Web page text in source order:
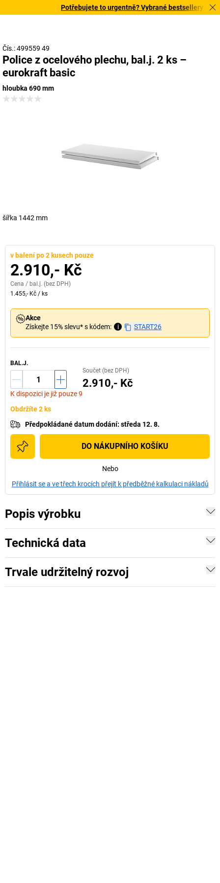
Potřebujete to urgentně? Vybrané bestsellery
Čís.: 499559 49
Police z ocelového plechu, bal.j. 2 ks –
eurokraft basic
hloubka 690 mm
šířka 1442 mm
v balení po 2 kusech pouze
2.910,- Kč
Cena / bal.j. (bez DPH)
1.455,- Kč / ks
Akce
Získejte 15% slevu* s kódem:
i START26
BAL.J.
K dispozici je již pouze 9
Součet (bez DPH)
2.910,- Kč
Obdržíte 2 ks
Předpokládané datum dodání: středa 12. 8.
DO NÁKUPNÍHO KOŠÍKU
Nebo
Přihlásit se a ve třech krocích přejít k předběžné kalkulaci nákladů
Popis výrobku
Technická data
Trvale udržitelný rozvoj